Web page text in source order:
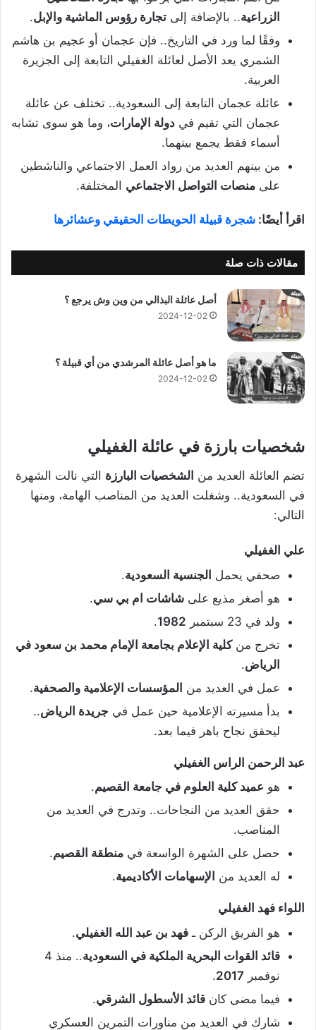
الزراعية.. بالإضافة إلى تجارة رؤوس الماشية والإبل.
وفقًا لما ورد في التاريخ.. فإن عجمان أو عجيم بن هاشم
الشمري يعد الأصل لعائلة الغفيلي التابعة إلى الجزيرة
العربية.
عائلة عجمان التابعة إلى السعودية.. تختلف عن عائلة
عجمان التي تقيم في دولة الإمارات، وما هو سوى تشابه
أسماء فقط يجمع بينهما.
من بينهم العديد من رواد العمل الاجتماعي والناشطين
على منصات التواصل الاجتماعي المختلفة.
اقرأ أيضًا: شجرة قبيلة الحويطات الحقيقي وعشائرها
مقالات ذات صلة
أصل عائلة البذالي من وين وش يرجع ؟
2024-12-02
ما هو أصل عائلة المرشدي من أي قبيلة ؟
2024-12-02
شخصيات بارزة في عائلة الغفيلي
تضم العائلة العديد من الشخصيات البارزة التي نالت الشهرة
في السعودية.. وشغلت العديد من المناصب الهامة، ومنها
التالي:
علي الغفيلي
صحفي يحمل الجنسية السعودية.
هو أصغر مذيع على شاشات ام بي سي.
ولد في 23 سبتمبر
1982
.
تخرج منكلية الإعلام بجامعة الإمام محمد بن سعود في
الرياض.
عمل في العديد من المؤسسات الإعلامية والصحفية.
بدأ مسيرته الإعلامية حين عمل في جريدة الرياض..
ليحقق نجاح باهر فيما بعد.
عبد الرحمن الراس الغفيلي
هو عميد كلية العلوم في جامعة القصيم.
حقق العديد من النجاحات.. وتدرج في العديد من
المناصب.
حصل على الشهرة الواسعة في منطقة القصيم.
له العديد من الإسهامات الأكاديمية.
اللواء فهد الغفيلي
هو الفريق الركن ـ فهد بن عبد الله الغفيلي.
قائد القوات البحرية الملكية في السعودية
.. منذ 4
نوفمبر 2017
.
فيما مضى كان قائد الأسطول الشرقي.
شارك في العديد من مناورات التمرين العسكري